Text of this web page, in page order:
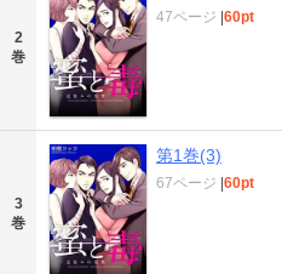
2
巻
47ページ |60pt
3
巻
第1巻(3)
67ページ |60pt